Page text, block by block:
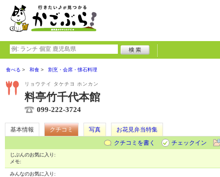
食べる 和食 割烹・会席・懐石料理
リョウテイ タケチヨ ホンカン
料亭竹千代本館
099-222-3724
基本情報 クチコミ 写真
お花見弁当特集
クチコミを書く
チェックイン
じぶんのお気に入り:
メモ:
みんなのお気に入り: